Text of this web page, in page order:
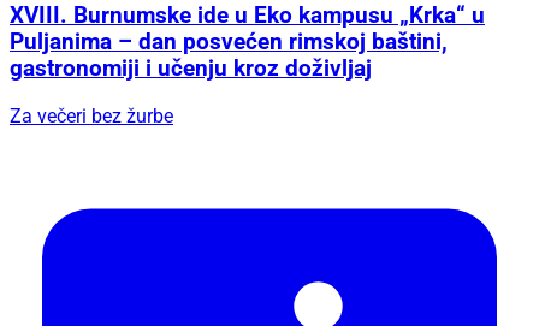
XVIII. Burnumske ide u Eko kampusu „Krka“ u
Puljanima – dan posvećen rimskoj baštini,
gastronomiji i učenju kroz doživljaj
Za večeri bez žurbe